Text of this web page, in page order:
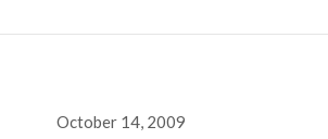
Posted
October 14, 2009